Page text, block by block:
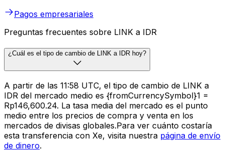
Pagos empresariales
Preguntas frecuentes sobre LINK a IDR
¿Cuál es el tipo de cambio de LINK a IDR hoy?
A partir de las 11:58 UTC, el tipo de cambio de LINK a
IDR del mercado medio es {fromCurrencySymbol}1 =
Rp146,600.24. La tasa media del mercado es el punto
medio entre los precios de compra y venta en los
mercados de divisas globales.Para ver cuánto costaría
esta transferencia con Xe, visita nuestra página de envío
de dinero.